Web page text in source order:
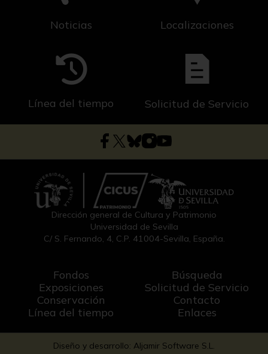
Noticias Localizaciones
Línea del tiempo Solicitud de Servicio
Dirección general de Cultura y Patrimonio
Universidad de Sevilla
C/ S. Fernando, 4, C.P. 41004-Sevilla, España.
Fondos
Exposiciones
Conservación
Línea del tiempo
Búsqueda
Solicitud de Servicio
Contacto
Enlaces
Diseño y desarrollo: Aljamir Software S.L.